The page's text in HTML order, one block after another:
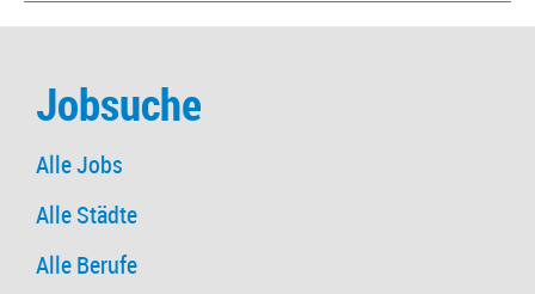
Jobsuche
Alle Jobs
Alle Städte
Alle Berufe